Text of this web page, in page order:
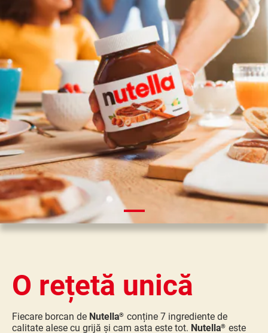
O rețetă unică
Fiecare borcan de Nutella® conține 7 ingrediente de
calitate alese cu grijă și cam asta este tot. Nutella® este